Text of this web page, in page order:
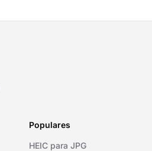
Populares
HEIC para JPG